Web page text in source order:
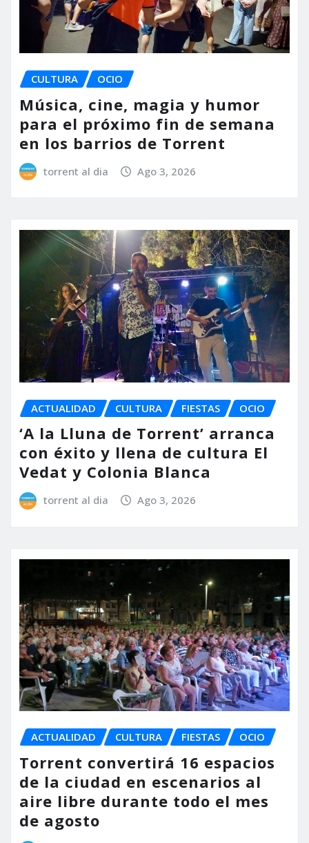
CULTURA OCIO
Música, cine, magia y humor
para el próximo fin de semana
en los barrios de Torrent
torrent al dia Ago 3, 2026
ACTUALIDAD CULTURA FIESTAS OCIO
‘A la Lluna de Torrent’ arranca
con éxito y llena de cultura El
Vedat y Colonia Blanca
torrent al dia Ago 3, 2026
ACTUALIDAD CULTURA FIESTAS OCIO
Torrent convertirá 16 espacios
de la ciudad en escenarios al
aire libre durante todo el mes
de agosto